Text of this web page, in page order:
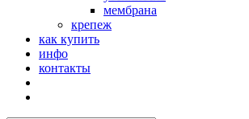
мембрана
крепеж
как купить
инфо
контакты